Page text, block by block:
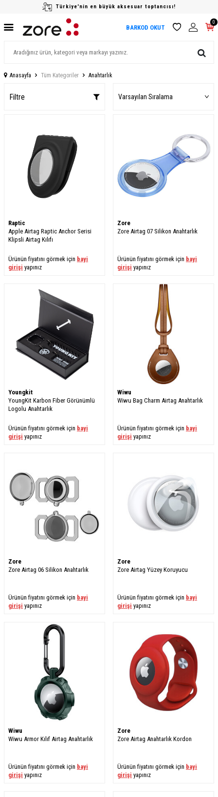
Türkiye'nin en büyük aksesuar toptancısı!
BARKOD OKUT
0
Anasayfa Tüm Kategoriler Anahtarlık
Filtre
Raptic
Apple Airtag Raptic Anchor Serisi
Klipsli Airtag Kılıfı
Ürünün fiyatını görmek için bayi
girişi yapınız
Zore
​Zore Airtag 07 Silikon Anahtarlık
Ürünün fiyatını görmek için bayi
girişi yapınız
Youngkit
YoungKit Karbon Fiber Görünümlü
Logolu Anahtarlık
Ürünün fiyatını görmek için bayi
girişi yapınız
Wiwu
Wiwu Bag Charm Airtag Anahtarlık
Ürünün fiyatını görmek için bayi
girişi yapınız
Zore
​Zore Airtag 06 Silikon Anahtarlık
Ürünün fiyatını görmek için bayi
girişi yapınız
Zore
Zore Airtag Yüzey Koruyucu
Ürünün fiyatını görmek için bayi
girişi yapınız
Wiwu
Wiwu Armor Kılıf Airtag Anahtarlık
Ürünün fiyatını görmek için bayi
girişi yapınız
Zore
Zore Airtag Anahtarlık Kordon
Ürünün fiyatını görmek için bayi
girişi yapınız